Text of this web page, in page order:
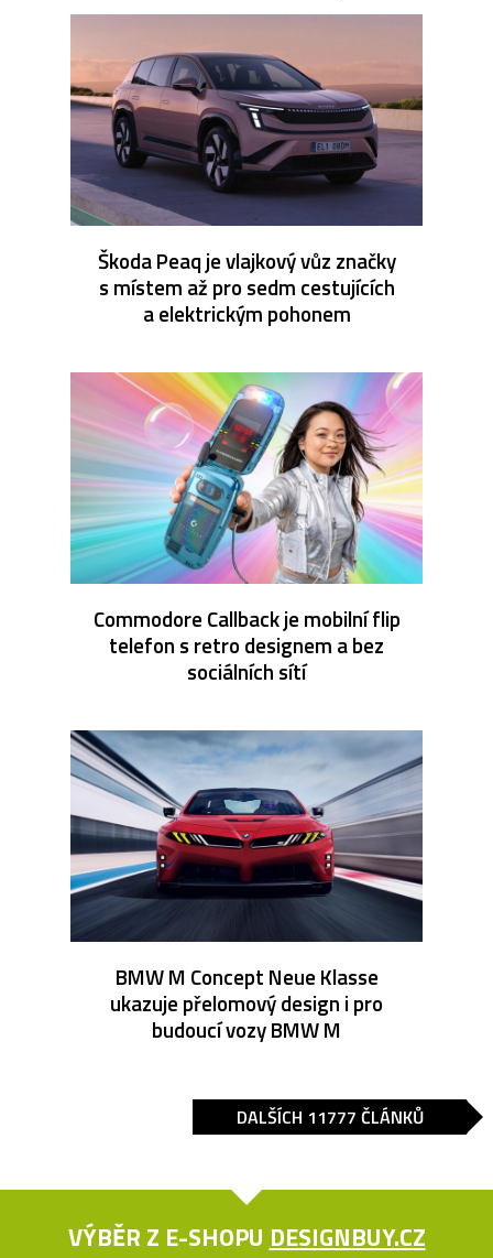
Škoda Peaq je vlajkový vůz značky
s místem až pro sedm cestujících
a elektrickým pohonem
Commodore Callback je mobilní flip
telefon s retro designem a bez
sociálních sítí
BMW M Concept Neue Klasse
ukazuje přelomový design i pro
budoucí vozy BMW M
DALŠÍCH 11777 ČLÁNKŮ
VÝBĚR Z E-SHOPU DESIGNBUY.CZ